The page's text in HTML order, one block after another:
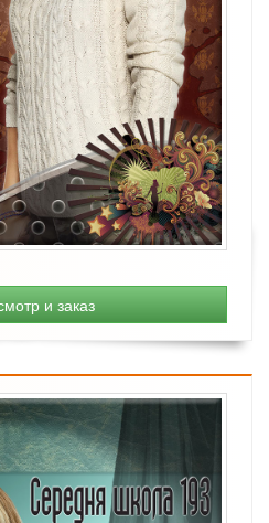
и заказ